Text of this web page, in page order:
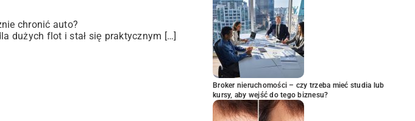
chronić auto?
dużych flot i stał się praktycznym […]
Broker nieruchomości – czy trzeba mieć studia lub
kursy, aby wejść do tego biznesu?